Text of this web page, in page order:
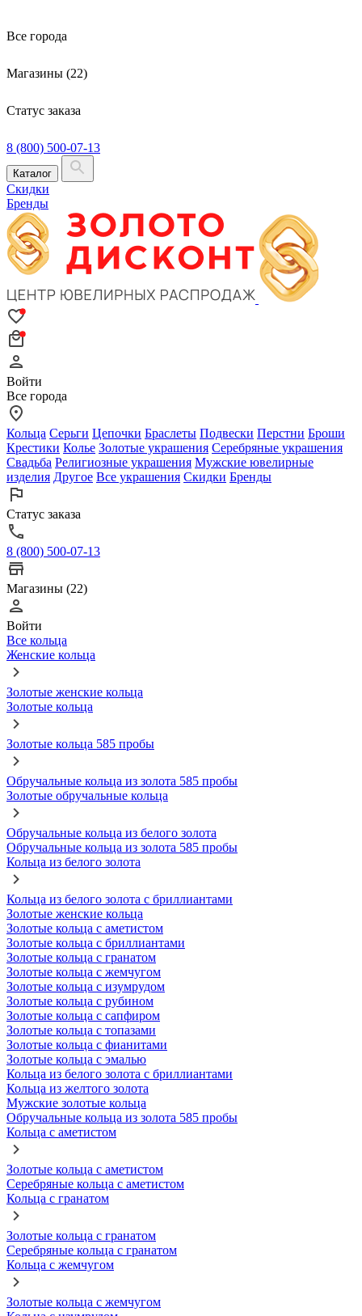
Все города
Магазины (22)
Статус заказа
8 (800) 500-07-13
Каталог
Скидки
Бренды
Войти
Все города
Кольца Серьги Цепочки Браслеты Подвески Перстни Броши
Крестики Колье Золотые украшения Серебряные украшения
Свадьба Религиозные украшения Мужские ювелирные
изделия Другое Все украшения Скидки Бренды
Статус заказа
8 (800) 500-07-13
Магазины (22)
Войти
Все кольца
Женские кольца
Золотые женские кольца
Золотые кольца
Золотые кольца 585 пробы
Обручальные кольца из золота 585 пробы
Золотые обручальные кольца
Обручальные кольца из белого золота
Обручальные кольца из золота 585 пробы
Кольца из белого золота
Кольца из белого золота с бриллиантами
Золотые женские кольца
Золотые кольца с аметистом
Золотые кольца с бриллиантами
Золотые кольца с гранатом
Золотые кольца с жемчугом
Золотые кольца с изумрудом
Золотые кольца с рубином
Золотые кольца с сапфиром
Золотые кольца с топазами
Золотые кольца с фианитами
Золотые кольца с эмалью
Кольца из белого золота с бриллиантами
Кольца из желтого золота
Мужские золотые кольца
Обручальные кольца из золота 585 пробы
Кольца с аметистом
Золотые кольца с аметистом
Серебряные кольца с аметистом
Кольца с гранатом
Золотые кольца с гранатом
Серебряные кольца с гранатом
Кольца с жемчугом
Золотые кольца с жемчугом